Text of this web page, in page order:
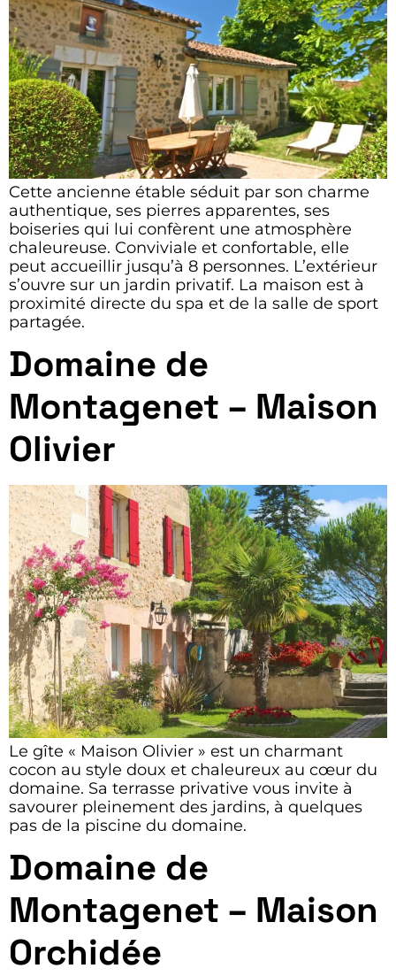
Cette ancienne étable séduit par son charme
authentique, ses pierres apparentes, ses
boiseries qui lui confèrent une atmosphère
chaleureuse. Conviviale et confortable, elle
peut accueillir jusqu’à 8 personnes. L’extérieur
s’ouvre sur un jardin privatif. La maison est à
proximité directe du spa et de la salle de sport
partagée.
Domaine de
Montagenet – Maison
Olivier
Le gîte « Maison Olivier » est un charmant
cocon au style doux et chaleureux au cœur du
domaine. Sa terrasse privative vous invite à
savourer pleinement des jardins, à quelques
pas de la piscine du domaine.
Domaine de
Montagenet – Maison
Orchidée